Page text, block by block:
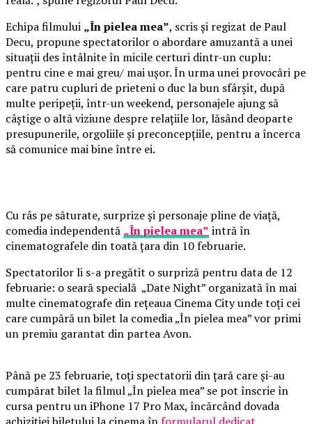
Echipa filmului „În pielea mea”, scris și regizat de Paul
Decu, propune spectatorilor o abordare amuzantă a unei
situații des întâlnite în micile certuri dintr-un cuplu:
pentru cine e mai greu/ mai ușor. În urma unei provocări pe
care patru cupluri de prieteni o duc la bun sfârșit, după
multe peripeții, într-un weekend, personajele ajung să
câștige o altă viziune despre relațiile lor, lăsând deoparte
presupunerile, orgoliile și preconcepțiile, pentru a încerca
să comunice mai bine între ei.
Cu râs pe săturate, surprize și personaje pline de viață,
comedia independentă „În pielea mea” intră în
cinematografele din toată țara din 10 februarie.
Spectatorilor li s-a pregătit o surpriză pentru data de 12
februarie: o seară specială „Date Night” organizată în mai
multe cinematografe din rețeaua Cinema City unde toți cei
care cumpără un bilet la comedia „În pielea mea” vor primi
un premiu garantat din partea Avon.
Până pe 23 februarie, toți spectatorii din țară care și-au
cumpărat bilet la filmul „În pielea mea” se pot înscrie în
cursa pentru un iPhone 17 Pro Max, încărcând dovada